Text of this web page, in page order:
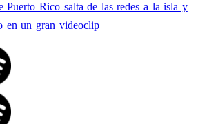
Puerto Rico salta de las redes a la isla y
en un gran videoclip